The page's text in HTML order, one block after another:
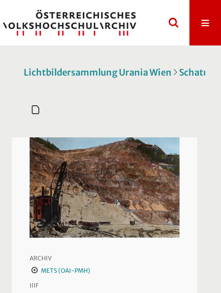
Lichtbildersammlung Urania Wien
ARCHIV
METS (OAI-PMH)
IIIF